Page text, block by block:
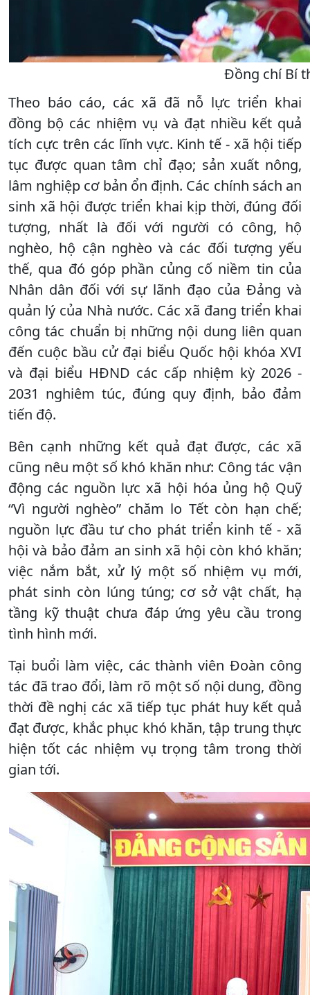
Đồng chí Bí
Theo báo cáo, các xã đã nỗ lực triển khai
đồng bộ các nhiệm vụ và đạt nhiều kết quả
tích cực trên các lĩnh vực. Kinh tế - xã hội tiếp
tục được quan tâm chỉ đạo; sản xuất nông,
lâm nghiệp cơ bản ổn định. Các chính sách an
sinh xã hội được triển khai kịp thời, đúng đối
tượng, nhất là đối với người có công, hộ
nghèo, hộ cận nghèo và các đối tượng yếu
thế, qua đó góp phần củng cố niềm tin của
Nhân dân đối với sự lãnh đạo của Đảng và
quản lý của Nhà nước. Các xã đang triển khai
công tác chuẩn bị những nội dung liên quan
đến cuộc bầu cử đại biểu Quốc hội khóa XVI
và đại biểu HĐND các cấp nhiệm kỳ 2026 -
2031 nghiêm túc, đúng quy định, bảo đảm
tiến độ.
Bên cạnh những kết quả đạt được, các xã
cũng nêu một số khó khăn như: Công tác vận
động các nguồn lực xã hội hóa ủng hộ Quỹ
“Vì người nghèo” chăm lo Tết còn hạn chế;
nguồn lực đầu tư cho phát triển kinh tế - xã
hội và bảo đảm an sinh xã hội còn khó khăn;
việc nắm bắt, xử lý một số nhiệm vụ mới,
phát sinh còn lúng túng; cơ sở vật chất, hạ
tầng kỹ thuật chưa đáp ứng yêu cầu trong
tình hình mới.
Tại buổi làm việc, các thành viên Đoàn công
tác đã trao đổi, làm rõ một số nội dung, đồng
thời đề nghị các xã tiếp tục phát huy kết quả
đạt được, khắc phục khó khăn, tập trung thực
hiện tốt các nhiệm vụ trọng tâm trong thời
gian tới.